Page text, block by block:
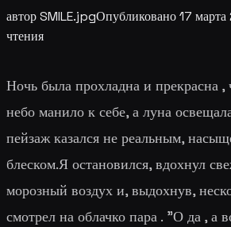
авторSMILE.jpgОпубликовано17
чтения
Ночь была прохладна и прекрасна ,
небо манило к себе, а луна
пейзаж казался не реальным,
блеском.Я остановился, вдохнул
морозный воздух и, выдохнув,
смотрел на облачко пара . "О да , а